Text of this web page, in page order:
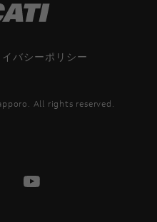
バシーポリシー
All rights reserved.